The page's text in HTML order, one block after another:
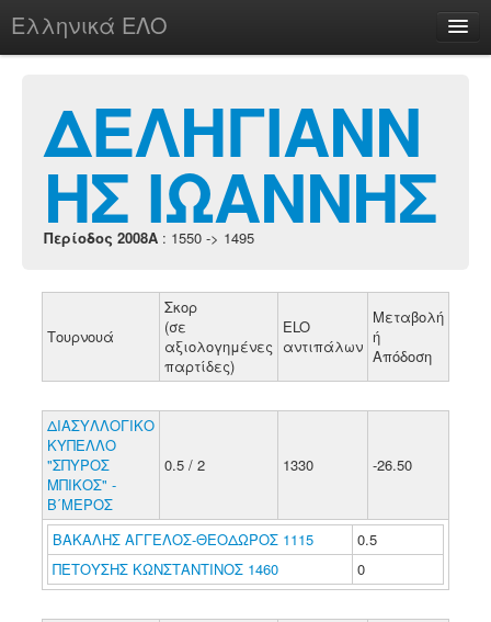
Ελληνικά ΕΛΟ
chesstu.be @ discord
Login
ΔΕΛΗΓΙΑΝΝ
ΗΣ ΙΩΑΝΝΗΣ
Περίοδος 2008A : 1550 -> 1495
Τουρνουά
Σκορ
(σε
αξιολογημένες
παρτίδες)
ELO
αντιπάλων
Μεταβολή
ή
Απόδοση
ΔΙΑΣΥΛΛΟΓΙΚΟ
ΚΥΠΕΛΛΟ
"ΣΠΥΡΟΣ
ΜΠΙΚΟΣ" -
Β΄ΜΕΡΟΣ
0.5 / 2 1330 -26.50
ΒΑΚΑΛΗΣ ΑΓΓΕΛΟΣ-ΘΕΟΔΩΡΟΣ 1115
0.5
ΠΕΤΟΥΣΗΣ ΚΩΝΣΤΑΝΤΙΝΟΣ 1460
0